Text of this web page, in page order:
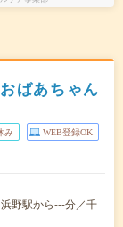
ばあちゃん
み WEB登録OK
野駅から---分／千